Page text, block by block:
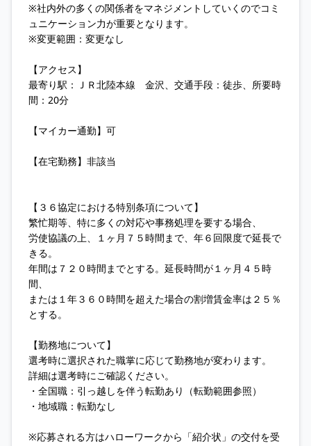
※社内外の多くの関係者をマネジメントしていくのでコミ
ュニケーション力が重要となります。
※変更範囲：変更なし
【アクセス】
最寄り駅：ＪＲ北陸本線 金沢、交通手段：徒歩、所要時
間：20分
【マイカー通勤】可
【在宅勤務】非該当
【３６協定における特別条項について】
繁忙期等、特に多くの対応や事務処理を要する場合、
労使協議の上、１ヶ月７５時間まで、年６回限度で延長で
きる。
年間は７２０時間までとする。延長時間が１ヶ月４５時
間、
または１年３６０時間を超えた場合の割増賃金率は２５％
とする。
【勤務地について】
選考時に選択された職掌に応じて勤務地が変わります。
詳細は選考時にご確認ください。
・全国職：引っ越しを伴う転勤あり（転勤範囲参照）
・地域職：転勤なし
※応募される方はハローワークから「紹介状」の交付を受